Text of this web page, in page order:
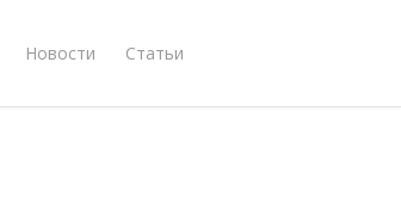
Новости Статьи